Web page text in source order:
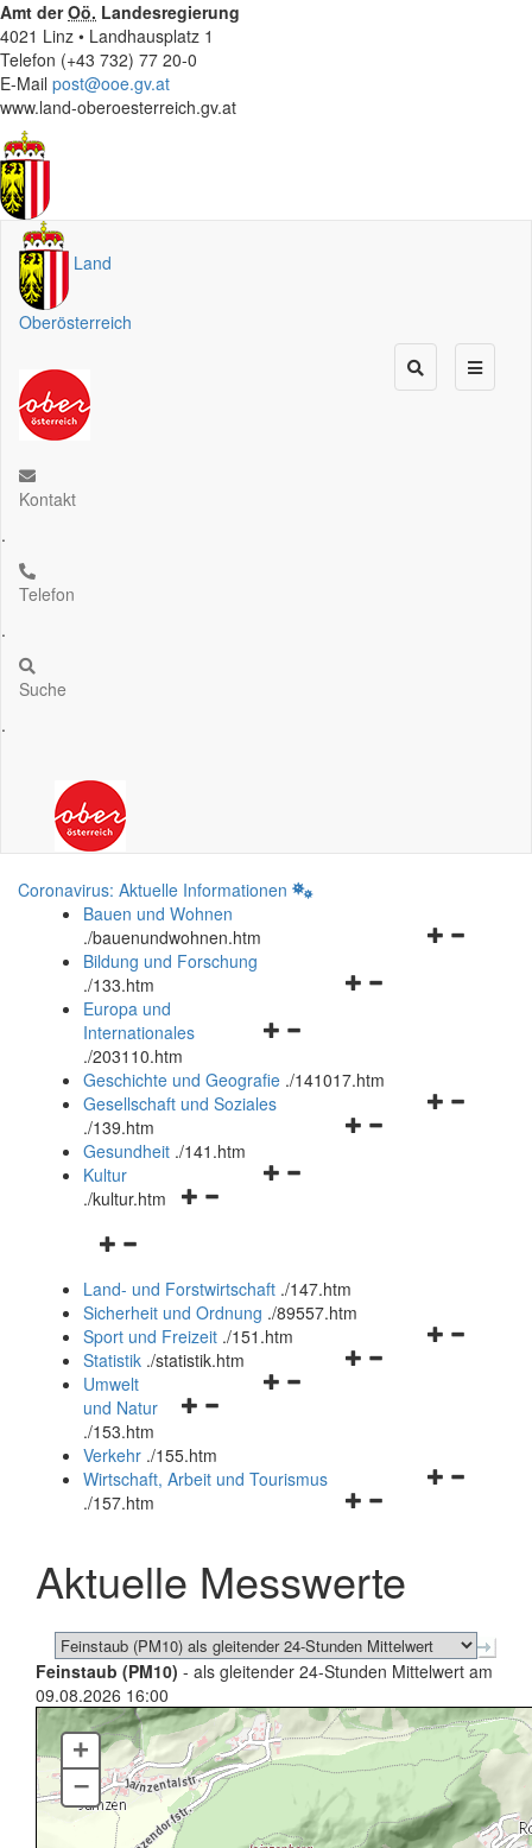
Amt derOö. Landesregierung
4021 Linz • Landhausplatz 1
Telefon (+43 732) 77 20-0
E-Mail post@ooe.gv.at
www.land-oberoesterreich.gv.at
Land
Oberösterreich
Kontakt
.
Telefon
.
Suche
.
Coronavirus: Aktuelle Informationen
Bauen und Wohnen
./bauenundwohnen.htm
Navigationsmenü
Bildung und Forschung
./133.htm
Navigationsmenü
und
schließen
Europa und
Internationales
./203110.htm
Geschichte und Geografie ./141017.htm
Navigationsmenü
Gesellschaft und Soziales
./139.htm
Navigationsmenü
Gesundheit ./141.htm
Navigationsmenü
Kultur
./kultur.htm
Navigationsmenü
und
schließen
Land- und Forstwirtschaft ./147.htm
Sicherheit und Ordnung ./89557.htm
Navigationsmenü
Sport und Freizeit ./151.htm
Navigationsmenü
Statistik ./statistik.htm
Navigationsmenü
und
schließen
Umwelt
und Natur
./153.htm
Verkehr ./155.htm
Navigationsmenü
schließen
Wirtschaft, Arbeit und Tourismus
./157.htm
Aktuelle Messwerte
Feinstaub (PM10) - als gleitender 24-Stunden Mittelwert am
09.08.2026 16:00
+
–